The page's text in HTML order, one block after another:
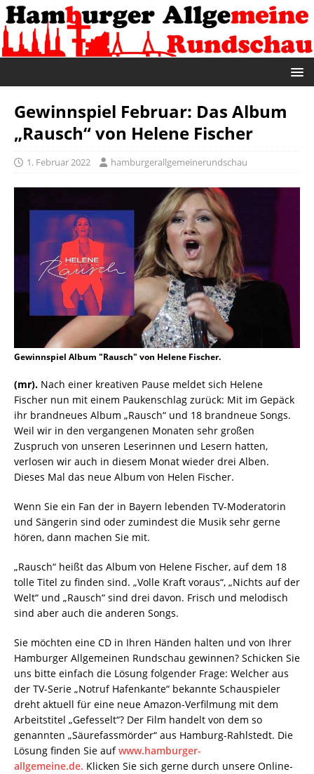
Gewinnspiel Februar: Das Album
„Rausch“ von Helene Fischer
1. Februar 2022 hamburgerallgemeinerundschau
Gewinnspiel Album "Rausch" von Helene Fischer.
(mr). Nach einer kreativen Pause meldet sich Helene
Fischer nun mit einem Paukenschlag zurück: Mit im Gepäck
ihr brandneues Album „Rausch“ und 18 brandneue Songs.
Weil wir in den vergangenen Monaten sehr großen
Zuspruch von unseren Leserinnen und Lesern hatten,
verlosen wir auch in diesem Monat wieder drei Alben.
Dieses Mal das neue Album von Helen Fischer.
Wenn Sie ein Fan der in Bayern lebenden TV-Moderatorin
und Sängerin sind oder zumindest die Musik sehr gerne
hören, dann machen Sie mit.
„Rausch“ heißt das Album von Helene Fischer, auf dem 18
tolle Titel zu finden sind. „Volle Kraft voraus“, „Nichts auf der
Welt“ und „Rausch“ sind drei davon. Frisch und melodisch
sind aber auch die anderen Songs.
Sie möchten eine CD in Ihren Händen halten und von Ihrer
Hamburger Allgemeinen Rundschau gewinnen? Schicken Sie
uns bitte einfach die Lösung folgender Frage: Welcher aus
der TV-Serie „Notruf Hafenkante“ bekannte Schauspieler
dreht aktuell für eine neue Amazon-Verfilmung mit dem
Arbeitstitel „Gefesselt“? Der Film handelt von dem so
genannten „Säurefassmörder“ aus Hamburg-Rahlstedt. Die
Lösung finden Sie aufwww.hamburger-
allgemeine.de. Klicken Sie sich gerne durch unsere Online-